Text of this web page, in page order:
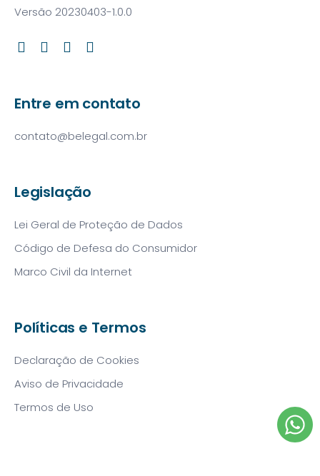
Versão 20230403-1.0.0
Entre em contato
contato@belegal.com.br
Legislação
Lei Geral de Proteção de Dados
Código de Defesa do Consumidor
Marco Civil da Internet
Políticas e Termos
Declaração de Cookies
Aviso de Privacidade
Termos de Uso